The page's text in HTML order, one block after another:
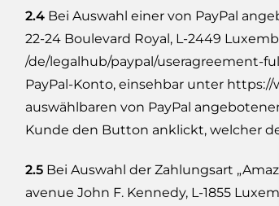
2.4 Bei Auswahl einer von PayPal
22-24 Boulevard Royal, L-2449
/de/legalhub/paypal/useragreement-
PayPal-Konto, einsehbar unter https://
auswählbaren von PayPal
Kunde den Button anklickt, welcher
2.5 Bei Auswahl der Zahlungsart
avenue John F. Kennedy, L-1855